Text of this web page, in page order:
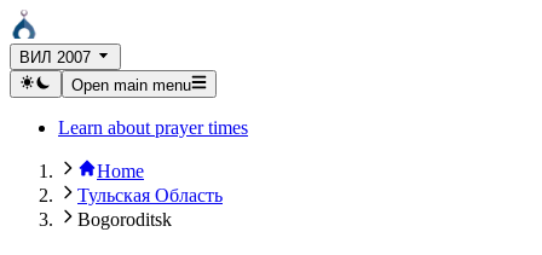
ВИЛ 2007
Open main menu
Learn about prayer times
Home
Тульская Область
Bogoroditsk